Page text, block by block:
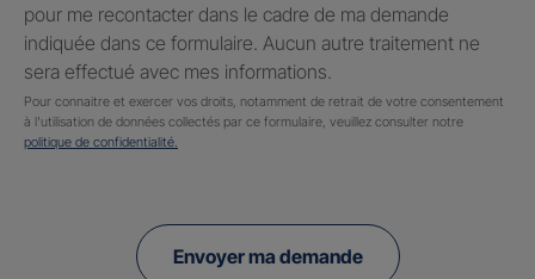
pour me recontacter dans le cadre de ma demande
indiquée dans ce formulaire. Aucun autre traitement ne
sera effectué avec mes informations.
Pour connaitre et exercer vos droits, notamment de retrait de votre consentement
à l'utilisation de données collectés par ce formulaire, veuillez consulter notre
politique de confidentialité.
Envoyer ma demande